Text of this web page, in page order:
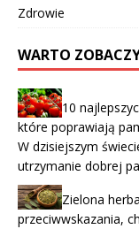
Zdrowie
WARTO
10
które poprawiają
W dzisiejszym
utrzymanie dobrej
Zielona
przeciwwskazania,